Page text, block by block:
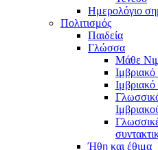
Ημερολόγιο
Πολιτισμός
Παιδεία
Γλώσσα
Μάθε
Ιμβριακό
Ήθη και έθιμα